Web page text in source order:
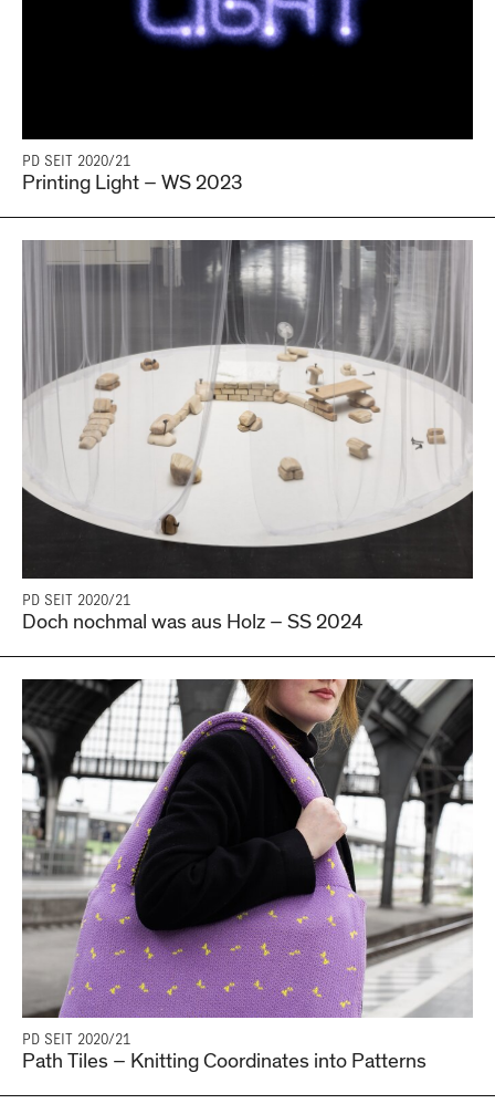
PD SEIT 2020/21
Printing Light – WS 2023
PD SEIT 2020/21
Doch nochmal was aus Holz – SS 2024
PD SEIT 2020/21
Path Tiles – Knitting Coordinates into Patterns